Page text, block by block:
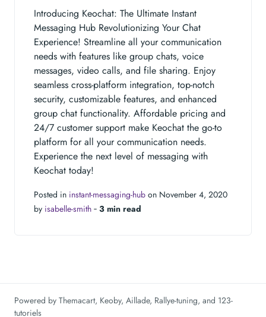
Introducing Keochat: The Ultimate Instant
Messaging Hub Revolutionizing Your Chat
Experience! Streamline all your communication
needs with features like group chats, voice
messages, video calls, and file sharing. Enjoy
seamless cross-platform integration, top-notch
security, customizable features, and enhanced
group chat functionality. Affordable pricing and
24/7 customer support make Keochat the go-to
platform for all your communication needs.
Experience the next level of messaging with
Keochat today!
Posted in instant-messaging-hub on November 4, 2020
by isabelle-smith ‐ 3 min read
Powered by Themacart, Keoby, Aillade, Rallye-tuning, and 123-
tutoriels